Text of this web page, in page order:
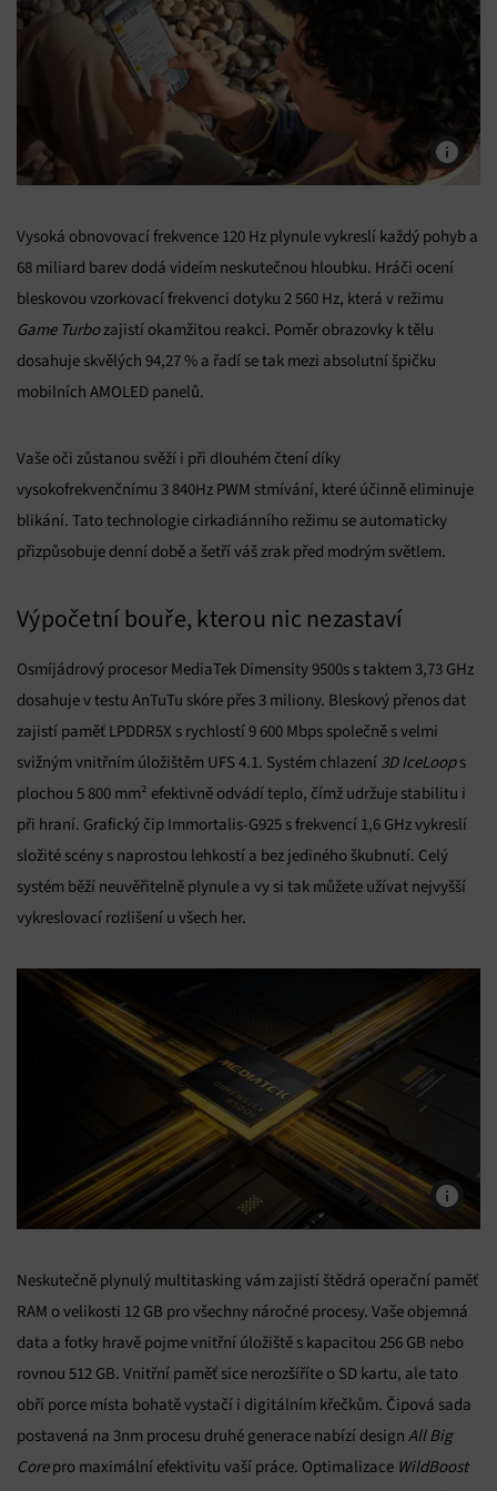
Vysoká obnovovací frekvence 120 Hz plynule vykreslí každý pohyb a
68 miliard barev dodá videím neskutečnou hloubku. Hráči ocení
bleskovou vzorkovací frekvenci dotyku 2 560 Hz, která v režimu
Game Turbozajistí okamžitou reakci. Poměr obrazovky k tělu
dosahuje skvělých 94,27 % a řadí se tak mezi absolutní špičku
mobilních AMOLED panelů.
Vaše oči zůstanou svěží i při dlouhém čtení díky
vysokofrekvenčnímu 3 840Hz PWM stmívání, které účinně eliminuje
blikání. Tato technologie cirkadiánního režimu se automaticky
přizpůsobuje denní době a šetří váš zrak před modrým světlem.
Výpočetní bouře, kterou nic nezastaví
Osmíjádrový procesor MediaTek Dimensity 9500s s taktem 3,73 GHz
dosahuje v testu AnTuTu skóre přes 3 miliony. Bleskový přenos dat
zajistí paměť LPDDR5X s rychlostí 9 600 Mbps společně s velmi
svižným vnitřním úložištěm UFS 4.1. Systém chlazení 3D IceLoops
plochou 5 800 mm² efektivně odvádí teplo, čímž udržuje stabilitu i
při hraní. Grafický čip Immortalis-G925 s frekvencí 1,6 GHz vykreslí
složité scény s naprostou lehkostí a bez jediného škubnutí. Celý
systém běží neuvěřitelně plynule a vy si tak můžete užívat nejvyšší
vykreslovací rozlišení u všech her.
Neskutečně plynulý multitasking vám zajistí štědrá operační paměť
RAM o velikosti 12 GB pro všechny náročné procesy. Vaše objemná
data a fotky hravě pojme vnitřní úložiště s kapacitou 256 GB nebo
rovnou 512 GB. Vnitřní paměť sice nerozšíříte o SD kartu, ale tato
obří porce místa bohatě vystačí i digitálním křečkům. Čipová sada
postavená na 3nm procesu druhé generace nabízí design All Big
Corepro maximální efektivitu vaší práce. Optimalizace WildBoost